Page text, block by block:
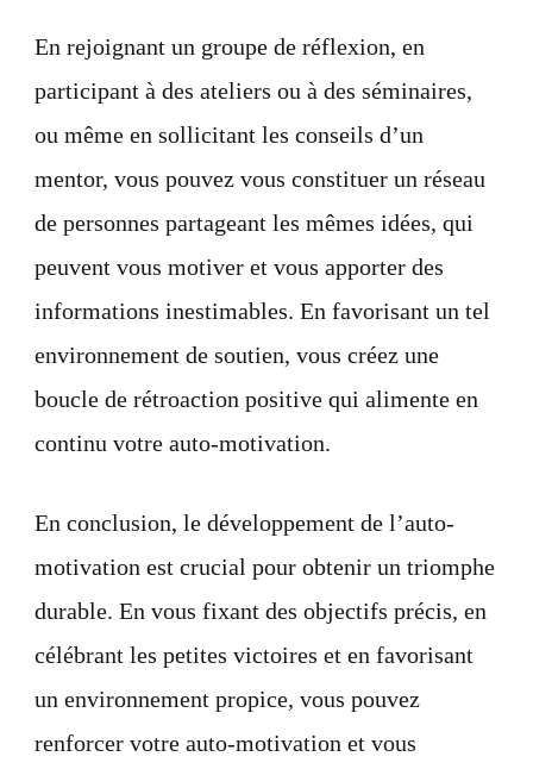
En rejoignant un groupe de réflexion, en
participant à des ateliers ou à des séminaires,
ou même en sollicitant les conseils d’un
mentor, vous pouvez vous constituer un réseau
de personnes partageant les mêmes idées, qui
peuvent vous motiver et vous apporter des
informations inestimables. En favorisant un tel
environnement de soutien, vous créez une
boucle de rétroaction positive qui alimente en
continu votre auto-motivation.
En conclusion, le développement de l’auto-
motivation est crucial pour obtenir un triomphe
durable. En vous fixant des objectifs précis, en
célébrant les petites victoires et en favorisant
un environnement propice, vous pouvez
renforcer votre auto-motivation et vous